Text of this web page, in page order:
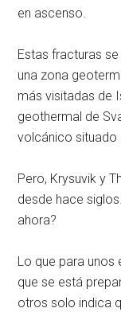
en ascenso.
Estas fracturas
una zona
más visitadas de
geothermal de
volcánico situado
Pero, Krysuvik y
desde hace
ahora?
Lo que para unos
que se está
otros solo indica